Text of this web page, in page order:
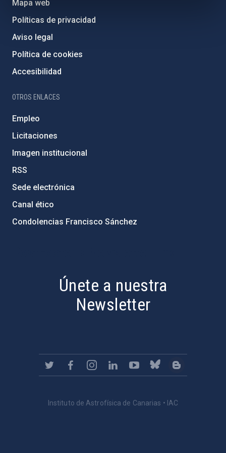
Mapa web
Políticas de privacidad
Aviso legal
Política de cookies
Accesibilidad
OTROS ENLACES
Empleo
Licitaciones
Imagen institucional
RSS
Sede electrónica
Canal ético
Condolencias Francisco Sánchez
Únete a nuestra
Newsletter
Instituto de Astrofísica de Canarias • IAC